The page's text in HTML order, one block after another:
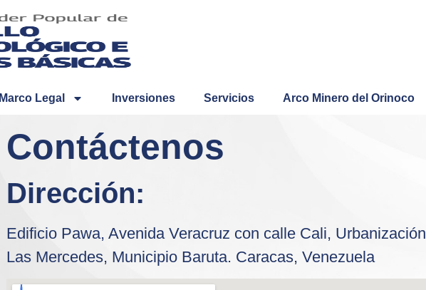
Marco Legal Inversiones Servicios Arco Minero del Orinoco
Contáctenos
Dirección:
Edificio Pawa, Avenida Veracruz con calle Cali, Urbanización
Las Mercedes, Municipio Baruta. Caracas, Venezuela